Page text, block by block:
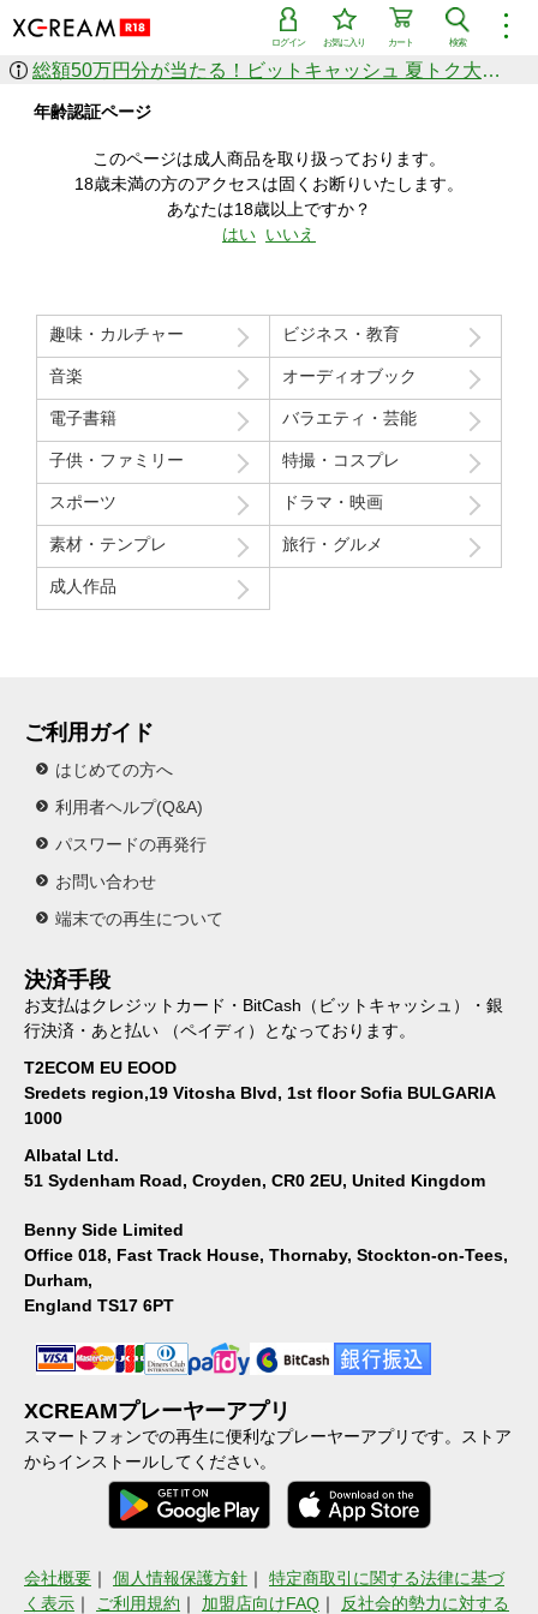
︙
検索
カート
お気に入り
ログイン
作品を探す
ジャンル
シリーズ
人気のセール中商品
新着セール中商品
すべての作品から探す
価格の安い順
価格の高い順
月間ランキング
年間ランキング
総額50万円分が当たる！ビットキャッシュ 夏トク大感謝祭
年齢認証ページ
このページは成人商品を取り扱っております。
18歳未満の方のアクセスは固くお断りいたします。
あなたは18歳以上ですか？
はい いいえ
趣味・カルチャー ビジネス・教育
音楽 オーディオブック
電子書籍 バラエティ・芸能
子供・ファミリー 特撮・コスプレ
スポーツ ドラマ・映画
素材・テンプレ 旅行・グルメ
成人作品
ご利用ガイド
はじめての方へ
利用者ヘルプ(Q&A)
パスワードの再発行
お問い合わせ
端末での再生について
決済手段
お支払はクレジットカード・BitCash（ビットキャッシュ）・銀
行決済・あと払い （ペイディ）となっております。
T2ECOM EU EOOD
Sredets region,19 Vitosha Blvd, 1st floor Sofia BULGARIA
1000
Albatal Ltd.
51 Sydenham Road, Croyden, CR0 2EU, United Kingdom
Benny Side Limited
Office 018, Fast Track House, Thornaby, Stockton-on-Tees,
Durham,
England TS17 6PT
XCREAMプレーヤーアプリ
スマートフォンでの再生に便利なプレーヤーアプリです。ストア
からインストールしてください。
会社概要 ｜ 個人情報保護方針 ｜ 特定商取引に関する法律に基づ
く表示 ｜ ご利用規約 ｜ 加盟店向けFAQ ｜ 反社会的勢力に対する